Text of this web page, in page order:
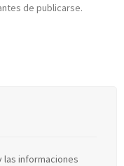
de publicarse.
las informaciones